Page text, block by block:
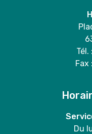
Tél.
Fax
Du